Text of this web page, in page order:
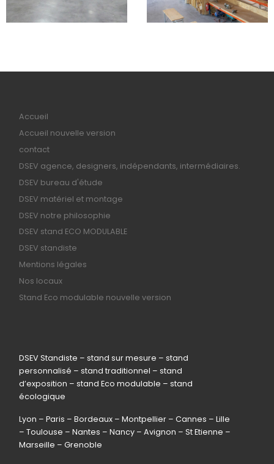
Accueil
Accueil nouvelle version
contact
DSEV agence, designers, indépendants, intermédiaires.
DSEV bureau d'étude
DSEV matériel et montage
DSEV notre philosophie
DSEV stand ECO MODULABLE
DSEV standiste
Mentions légales
Nos locaux
Stand Eco modulable nouvelle version
DSEV Standiste – stand sur mesure – stand
personnalisé – stand traditionnel – stand
d’exposition – stand Eco modulable – stand
écologique
Lyon – Paris – Bordeaux – Montpellier – Cannes – Lille
– Toulouse – Nantes – Nancy – Avignon – St Etienne –
Marseille – Grenoble